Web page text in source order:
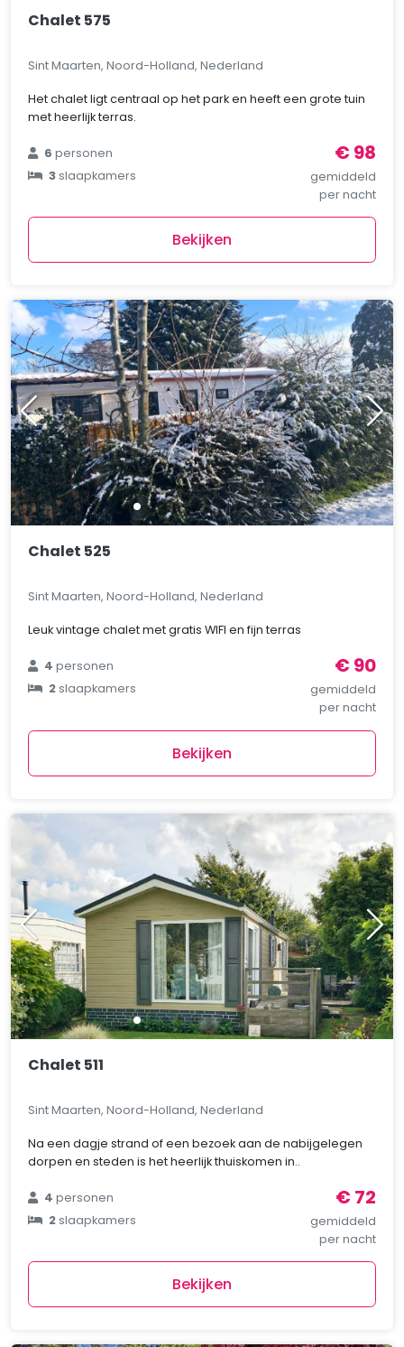
Chalet 575
Sint Maarten, Noord-Holland, Nederland
Het chalet ligt centraal op het park en heeft een grote tuin
met heerlijk terras.
6personen
3slaapkamers
€ 98
gemiddeld
per nacht
Bekijken
Chalet 525
Sint Maarten, Noord-Holland, Nederland
Leuk vintage chalet met gratis WIFI en fijn terras
4personen
2slaapkamers
€ 90
gemiddeld
per nacht
Bekijken
Chalet 511
Sint Maarten, Noord-Holland, Nederland
Na een dagje strand of een bezoek aan de nabijgelegen
dorpen en steden is het heerlijk thuiskomen in..
4personen
2slaapkamers
€ 72
gemiddeld
per nacht
Bekijken